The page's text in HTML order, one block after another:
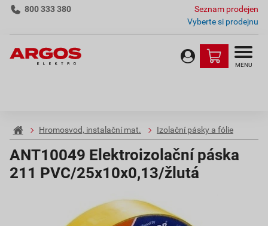
800 333 380
Seznam prodejen
Vyberte si prodejnu
MENU
Hromosvod, instalační mat. Izolační pásky a fólie
ANT10049 Elektroizolační páska
211 PVC/25x10x0,13/žlutá